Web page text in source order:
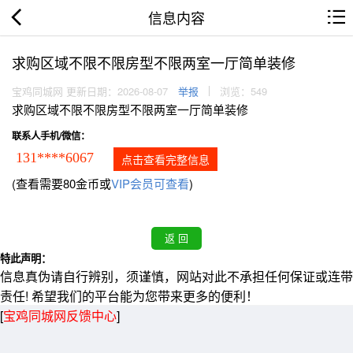
信息内容
求购区域不限不限房型不限两室一厅简单装修
宝鸡同城网 更新日期：2026-08-07 举报 浏览：549
求购区域不限不限房型不限两室一厅简单装修
联系人手机/微信：
131****6067 点击查看完整信息
(查看需要80金币或VIP会员可查看)
特此声明：
信息真伪请自行辨别，须谨慎，网站对此不承担任何保证或连带
责任! 希望我们的平台能为您带来更多的便利！
[宝鸡同城网反馈中心]